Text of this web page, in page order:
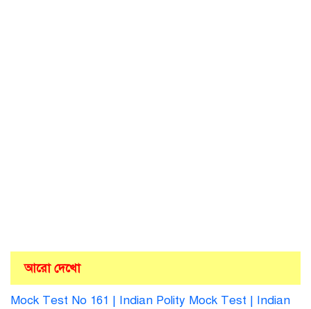
আরো দেখো
Mock Test No 161 | Indian Polity Mock Test | Indian